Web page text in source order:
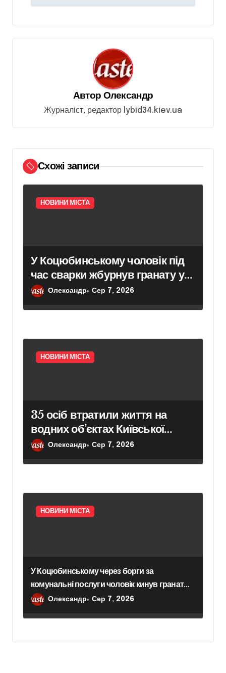
ц
с
і
в
Автор Олександр
Журналіст, редактор lybid34.kiev.ua
Схожі записи
НОВИНИ МІСТА
У Коцюбинському чоловік під
час сварки жбурнув гранату у
приміщення адмінбудівлі
Олександр Сер 7, 2026
НОВИНИ МІСТА
35 осіб втратили життя на
водних об’єктах Київської
області з початку року
Олександр Сер 7, 2026
НОВИНИ МІСТА
У Коцюбинському через борги за
комунальні послуги чоловік кинув гранату в
офіс підприємства
Олександр Сер 7, 2026